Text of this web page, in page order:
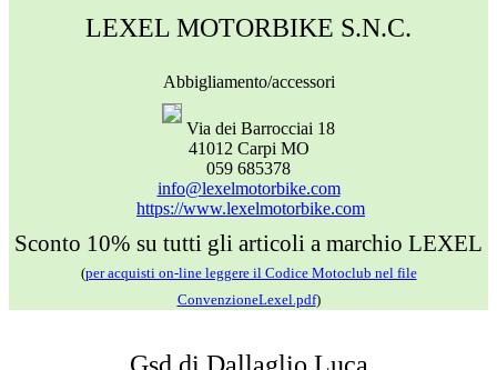
LEXEL MOTORBIKE S.N.C.
Abbigliamento/accessori
Via dei Barrocciai 18
41012 Carpi MO
059 685378
info@lexelmotorbike.com
https://www.lexelmotorbike.com
Sconto 10% su tutti gli articoli a marchio LEXEL
(per acquisti on-line leggere il Codice Motoclub nel file
ConvenzioneLexel.pdf)